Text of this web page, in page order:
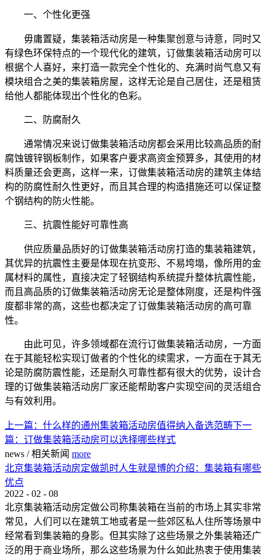
一、个性化更强
毋庸置疑，集装箱活动房是一种集聚创意与诗意，同时又
有绿色环保特点的一个现代化的建筑，订做集装箱活动房可以
根据个人喜好，来打造一款完全个性化的、充满时尚气息又有
模块组合之美的集装箱房屋，这样无论是自己居住，还是租赁
给他人都能体现出个性化的色彩。
二、防腐耐久
通常情况来说订做集装箱活动房都会采用比较高品质的耐
腐蚀镀锌钢板制作，如果客户要求高资金预算多，其使用的材
料质量还会更高，这样一来，订做集装箱活动房的建筑主体结
构的防腐性耐久性更好，而且其合理的构造措施还可以保证整
个钢结构的防火性能。
三、抗震性能好可靠性高
供应质量品质好的订做集装箱活动房打造的集装箱建筑，
其优异的抗震性主要是体现在抗变形、不易垮塌，像所用的金
属材料的属性，直接决定了轻钢结构系统提升整体抗震性能，
而且高品质的订做集装箱活动房无论是整体刚度，还是构件强
度都非常的高，这些也都决定了订做集装箱活动房的高可靠
性。
由此可见，许多领域都在流行订做集装箱活动房，一方面
在于其能轻松实现订做者的个性化的续需求，一方面在于其无
论是防腐防震性能，还是耐久可靠性都有很大的优势，设计合
理的订做集装箱活动房厂家还能帮助客户实现空间的灵活组合
与有效利用。
上一篇： 什么样的通州集装箱活动房值得纳入备选范畴下一
篇： 订做集装箱活动房可以选择哪些样式
news / 相关新闻 more
北京集装箱活动房定做凯时人生就是博的介绍：集装箱有哪些
优点
2022 - 02 - 08
北京集装箱活动房定做公司称集装箱在当前的市场上其实非常
常见，人们可以在建筑工地或者是一些郊区私人住所等场景中
经常看到集装箱的身影。但其实除了这些场景之外集装箱还广
泛的用于商业场所，那么这些场景为什么如此热衷于使用集装